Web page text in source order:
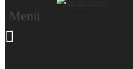
Menü